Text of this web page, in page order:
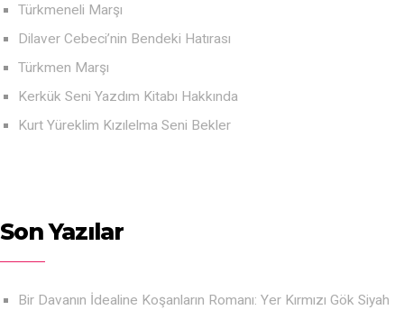
Türkmeneli Marşı
Dilaver Cebeci’nin Bendeki Hatırası
Türkmen Marşı
Kerkük Seni Yazdım Kitabı Hakkında
Kurt Yüreklim Kızılelma Seni Bekler
Son Yazılar
Bir Davanın İdealine Koşanların Romanı: Yer Kırmızı Gök Siyah